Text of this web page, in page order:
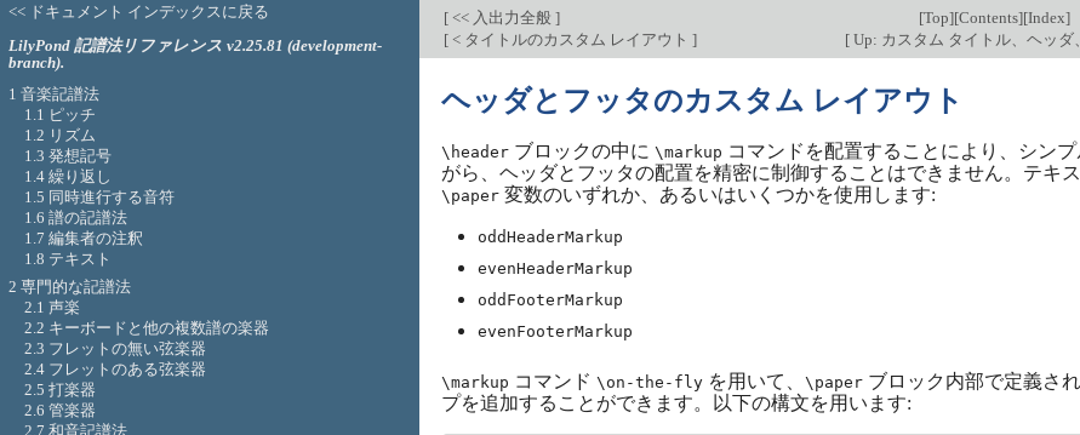
[ << 入出力全般 ] [Top][Contents][Index]
[ < タイトルのカスタム レイアウト ] [Up: カスタム タイトル、ヘッダ
ヘッダとフッタのカスタム レイアウト
\header ブロックの中に \markup コマンドを配置することにより、シン
がら、ヘッダとフッタの配置を精密に制御することはできません。テキ
\paper 変数のいずれか、あるいはいくつかを使用します:
oddHeaderMarkup
evenHeaderMarkup
oddFooterMarkup
evenFooterMarkup
\markup コマンド \on-the-fly を用いて、 \paper ブロック内部で定義さ
プを追加することができます。以下の構文を用います:
<< ドキュメント インデックスに戻る
LilyPond 記譜法リファレンス v2.25.81 (development-
branch).
1 音楽記譜法
1.1 ピッチ
1.2 リズム
1.3 発想記号
1.4 繰り返し
1.5 同時進行する音符
1.6 譜の記譜法
1.7 編集者の注釈
1.8 テキスト
2 専門的な記譜法
2.1 声楽
2.2 キーボードと他の複数譜の楽器
2.3 フレットの無い弦楽器
2.4 フレットのある弦楽器
2.5 打楽器
2.6 管楽器
2.7 和音記譜法